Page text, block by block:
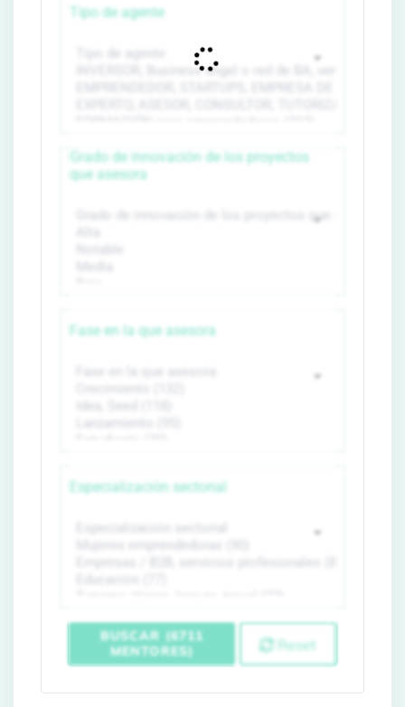
Tipo de agente
Grado de innovación de los proyectos
que asesora
Fase en la que asesora
Especialización sectorial
BUSCAR (6711
MENTORES)
Reset